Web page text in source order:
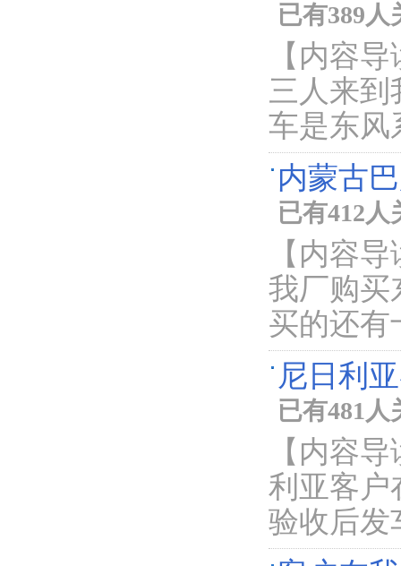
已有389
【内容
三人来
车是东风
内蒙古
已有412
【内容
我厂购买
买的还有
尼日利
已有481
【内容
利亚客户
验收后